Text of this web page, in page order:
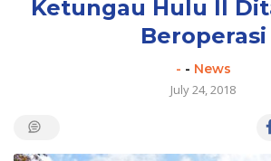
Ketungau Hulu II
Beroperasi
- - News
July 24, 2018